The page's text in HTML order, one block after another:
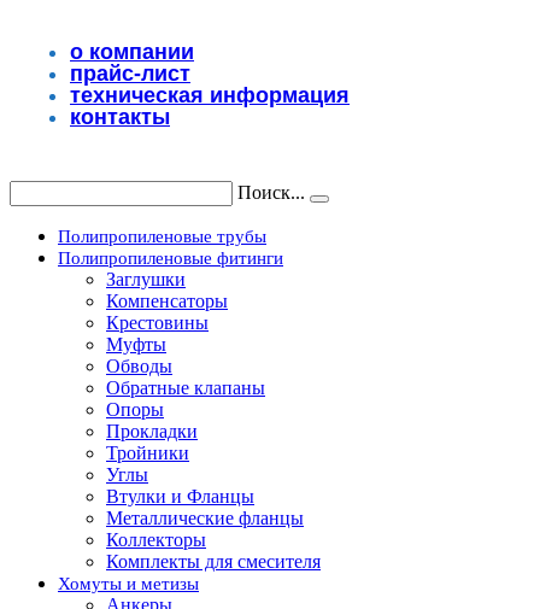
содержимомуо компании
прайс-лист
техническая информация
контакты
Поиск...
Полипропиленовые трубы
Полипропиленовые фитинги
Заглушки
Компенсаторы
Крестовины
Муфты
Обводы
Обратные клапаны
Опоры
Прокладки
Тройники
Углы
Втулки и Фланцы
Металлические фланцы
Коллекторы
Комплекты для смесителя
Хомуты и метизы
Анкеры